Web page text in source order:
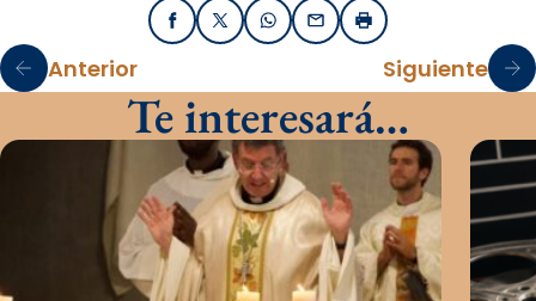
FacebookX / TwitterWhatsApp
EmailImprimir
Anterior Siguiente
Te interesará…